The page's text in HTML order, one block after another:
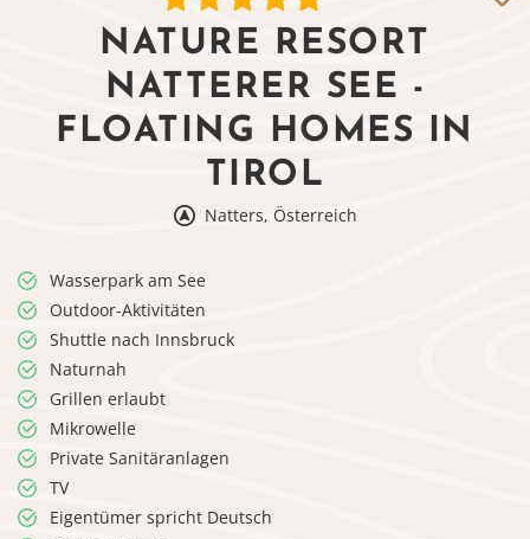
NATURE RESORT
NATTERER SEE -
FLOATING HOMES IN
TIROL
Natters, Österreich
Wasserpark am See
Outdoor-Aktivitäten
Shuttle nach Innsbruck
Naturnah
Grillen erlaubt
Mikrowelle
Private Sanitäranlagen
TV
Eigentümer spricht Deutsch